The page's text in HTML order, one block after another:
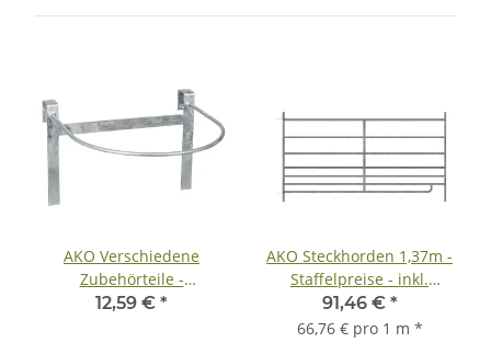
AKO Verschiedene
Zubehörteile -
Eimerhalter zum
12,59 € *
AKO Steckhorden 1,37m -
Staffelpreise - inkl.
Lieferung ab 2 Stück
91,46 € *
66,76 € pro 1 m *